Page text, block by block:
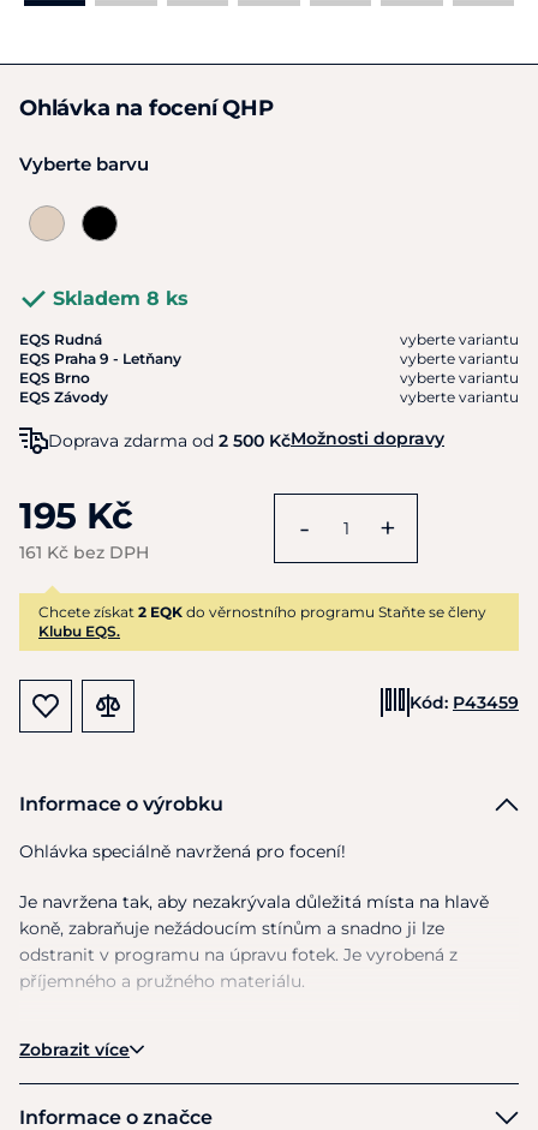
Ohlávka na focení QHP
Vyberte barvu
Skladem 8 ks
EQS Rudná
vyberte variantu
EQS Praha 9 - Letňany
vyberte variantu
EQS Brno
vyberte variantu
EQS Závody
vyberte variantu
Doprava zdarma od 2 500 KčMožnosti dopravy
195 Kč
161 Kč bez DPH
- +
Chcete získat 2 EQK do věrnostního programu Staňte se členy
Klubu EQS.
Kód: P43459
Informace o výrobku
Ohlávka speciálně navržená pro focení!
Je navržena tak, aby nezakrývala důležitá místa na hlavě
koně, zabraňuje nežádoucím stínům a snadno ji lze
odstranit v programu na úpravu fotek. Je vyrobená z
příjemného a pružného materiálu.
tmavého koně použijte ohlávku v béžové barvě.
Jedna velikost sedí poníkům i větším koním.
Zobrazit více
Informace o značce